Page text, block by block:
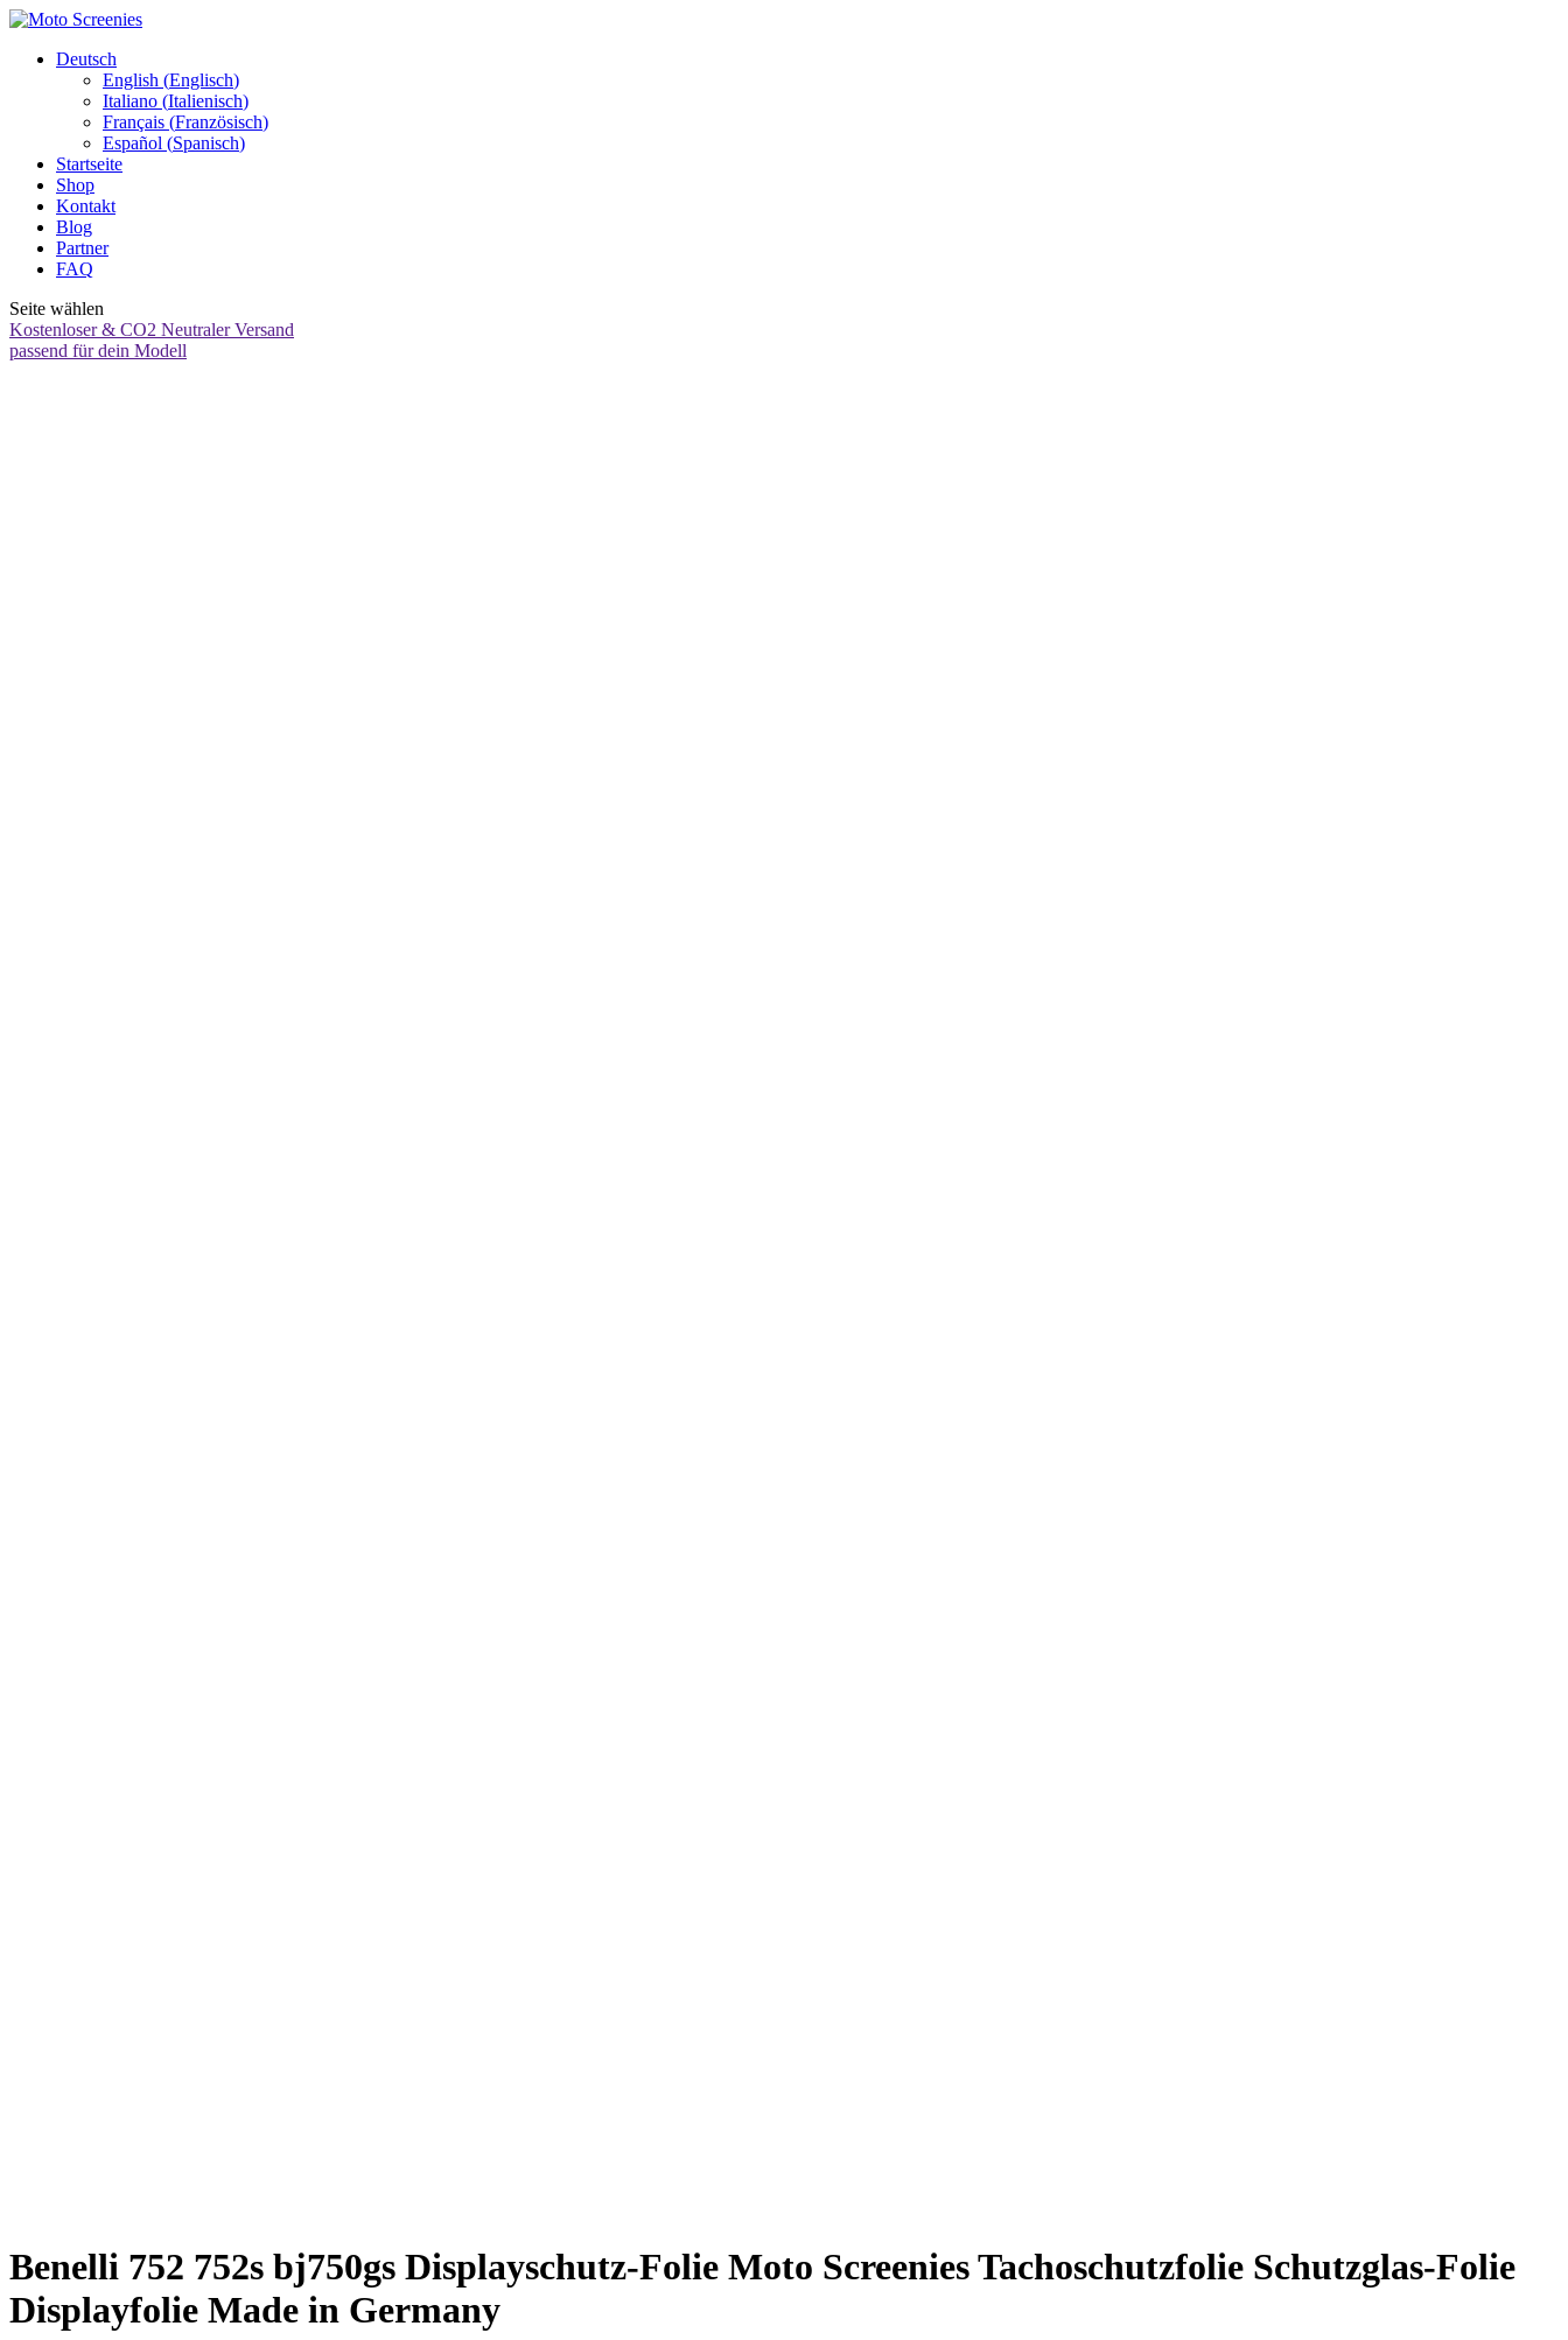
Deutsch
English (Englisch)
Italiano (Italienisch)
Français (Französisch)
Español (Spanisch)
Startseite
Shop
Kontakt
Blog
Partner
FAQ
Seite wählen
Kostenloser & CO2 Neutraler Versand
passend für dein Modell
Benelli 752 752s bj750gs Displayschutz-Folie Moto Screenies Tachoschutzfolie Schutzglas-Folie
Displayfolie Made in Germany